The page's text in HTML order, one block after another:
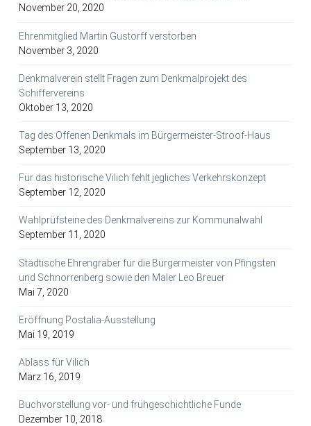
November 20, 2020
Ehrenmitglied Martin Gustorff verstorben
November 3, 2020
Denkmalverein stellt Fragen zum Denkmalprojekt des
Schiffervereins
Oktober 13, 2020
Tag des Offenen Denkmals im Bürgermeister-Stroof-Haus
September 13, 2020
Für das historische Vilich fehlt jegliches Verkehrskonzept
September 12, 2020
Wahlprüfsteine des Denkmalvereins zur Kommunalwahl
September 11, 2020
Städtische Ehrengräber für die Bürgermeister von Pfingsten
und Schnorrenberg sowie den Maler Leo Breuer
Mai 7, 2020
Eröffnung Postalia-Ausstellung
Mai 19, 2019
Ablass für Vilich
März 16, 2019
Buchvorstellung vor- und frühgeschichtliche Funde
Dezember 10, 2018